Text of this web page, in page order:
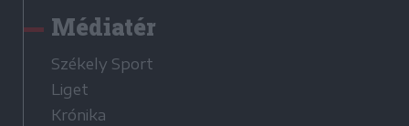
Médiatér
Székely Sport
Liget
Krónika